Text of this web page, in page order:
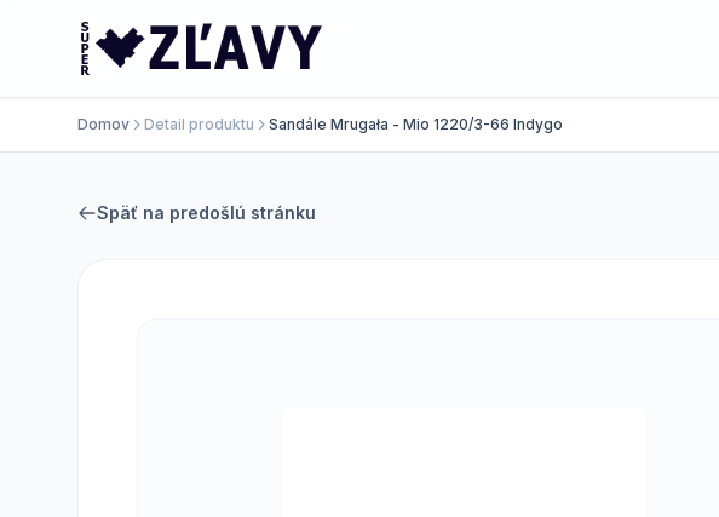
Domov Detail produktu Sandále Mrugała - Mio 1220/3-66 Indygo
Späť na predošlú stránku